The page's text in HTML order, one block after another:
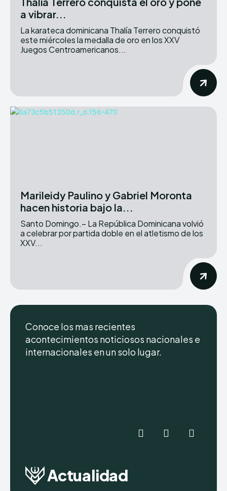
a vibrar...
La karateca dominicana Thalía Terrero conquistó
este miércoles la medalla de oro en los XXV
Juegos Centroamericanos...
Marileidy Paulino y Gabriel Moronta
hacen historia bajo la...
Santo Domingo.– La República Dominicana volvió
a celebrar por partida doble en el atletismo de los
XXV...
Conoce los mas recientes
acontecimientos noticiosos nacionales e
internacionales en un solo lugar.
Actualidad